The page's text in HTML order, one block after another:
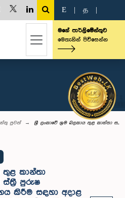
E த
මගේ පාර්ලිමේන්තුව
මෙතැනින් පිවිසෙන්න
පුවත් ශ්‍රී ලංකාවේ ශ්‍රම බලකාය තුළ කාන්තා ස...
තුළ කාන්තා
පුරුෂ
කිරීම සඳහා අදාළ